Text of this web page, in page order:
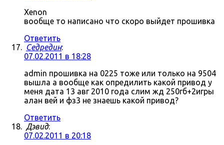
Xenon
вообще то написано что скоро выйдет прошивка
Ответить
Седредин:
07.02.2011 в 18:28
admin прошивка на 0225 тоже или только на 9504
вышла а вообще как опредилить какой привод у
меня дата 13 авг 2010 года слим жд 250гб+2игры
алан вей и фз3 не знаешь какой привод?
Ответить
Дэвид:
07.02.2011 в 20:18